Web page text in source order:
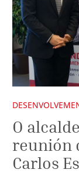
O
reunión
Carlos